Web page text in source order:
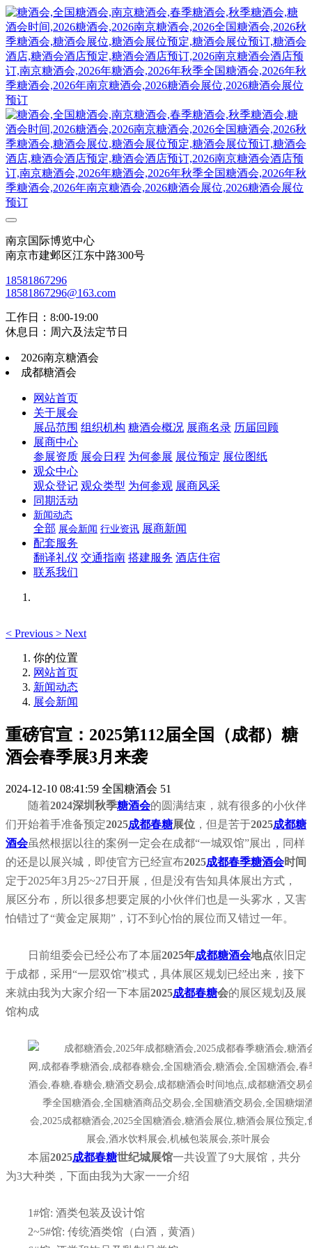
南京国际博览中心
南京市建邺区江东中路300号
18581867296
18581867296@163.com
工作日：8:00-19:00
休息日：周六及法定节日
2026南京糖酒会
成都糖酒会
网站首页
关于展会
展品范围 组织机构 糖酒会概况 展商名录 历届回顾
展商中心
参展资质 展会日程 为何参展 展位预定 展位图纸
观众中心
观众登记 观众类型 为何参观 展商风采
同期活动
新闻动态
全部 展会新闻 行业资讯 展商新闻
配套服务
翻译礼仪 交通指南 搭建服务 酒店住宿
联系我们
< Previous > Next
你的位置
网站首页
新闻动态
展会新闻
重磅官宣：2025第112届全国（成都）糖
酒会春季展3月来袭
2024-12-10 08:41:59 全国糖酒会 51
随着2024深圳秋季糖酒会的圆满结束，就有很多的小伙伴
们开始着手准备预定2025成都春糖展位 ，但是苦于2025成都糖
酒会虽然根据以往的案例一定会在成都“一城双馆”展出，同样
的还是以展兴城，即使官方已经宣布2025成都春季糖酒会时间
定于2025年3月25~27日开展，但是没有告知具体展出方式，
展区分布，所以很多想要定展的小伙伴们也是一头雾水，又害
怕错过了“黄金定展期”，订不到心怡的展位而又错过一年。
日前组委会已经公布了本届2025年成都糖酒会地点依旧定
于成都，采用“一层双馆”模式，具体展区规划已经出来，接下
来就由我为大家介绍一下本届2025成都春糖会的展区规划及展
馆构成
本届2025成都春糖世纪城展馆一共设置了9大展馆，共分
为3大种类，下面由我为大家一一介绍
1#馆: 酒类包装及设计馆
2~5#馆: 传统酒类馆（白酒，黄酒）